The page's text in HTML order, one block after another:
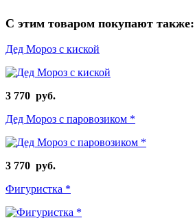
С этим товаром покупают также:
Дед Мороз с киской
3 770 руб.
Дед Мороз с паровозиком *
3 770 руб.
Фигуристка *